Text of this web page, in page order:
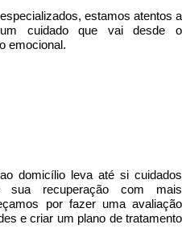
estamos atentos a
um cuidado que vai desde o
emocional.
domicílio leva até si cuidados
sua recuperação com mais
por fazer uma avaliação
e criar um plano de tratamento